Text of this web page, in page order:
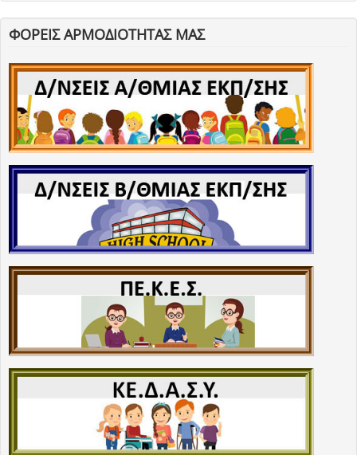
ΦΟΡΕΙΣ ΑΡΜΟΔΙΟΤΗΤΑΣ ΜΑΣ